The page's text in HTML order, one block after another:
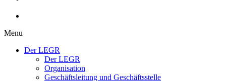
Menu
Der LEGR
Der LEGR
Organisation
Geschäftsleitung und Geschäftsstelle